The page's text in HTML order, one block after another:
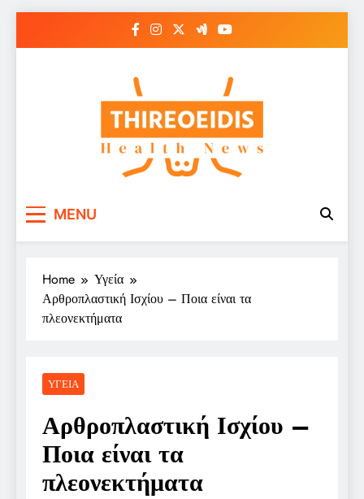
Παθήσεις Θυρεοειδούς
– Thireoeidis
MENU
Home
Υγεία
Αρθροπλαστική Ισχίου – Ποια είναι τα
πλεονεκτήματα
ΥΓΕΊΑ
Αρθροπλαστική Ισχίου –
Ποια είναι τα
πλεονεκτήματα